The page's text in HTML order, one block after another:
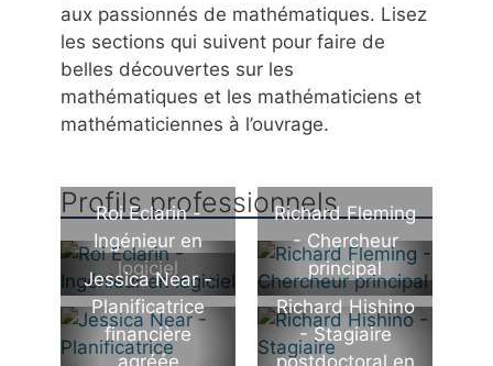
aux passionnés de mathématiques. Lisez
les sections qui suivent pour faire de
belles découvertes sur les
mathématiques et les mathématiciens et
mathématiciennes à l’ouvrage.
Profils professionnels
Roi Eclarin -
Ingénieur en
logiciel
Richard Fleming
- Chercheur
principal
Jessica Near -
Planificatrice
financière
agréée
Richard Hishino
- Stagiaire
postdoctoral en